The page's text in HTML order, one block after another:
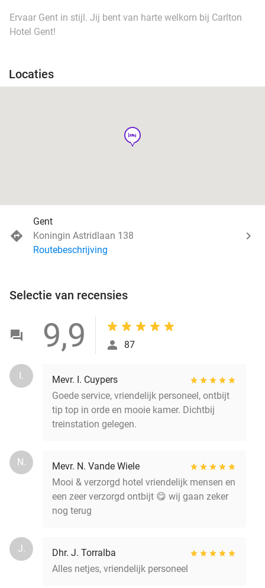
Ervaar Gent in stijl. Jij bent van harte welkom bij Carlton
Hotel Gent!
Locaties
hotel
Gent
Koningin Astridlaan 138
Routebeschrijving
Selectie van recensies
9,9 87
I.
Mevr. I. Cuypers
Goede service, vriendelijk personeel, ontbijt
tip top in orde en mooie kamer. Dichtbij
treinstation gelegen.
N.
Mevr. N. Vande Wiele
Mooi & verzorgd hotel vriendelijk mensen en
een zeer verzorgd ontbijt 😋 wij gaan zeker
nog terug
J.
Dhr. J. Torralba
Alles netjes, vriendelijk personeel